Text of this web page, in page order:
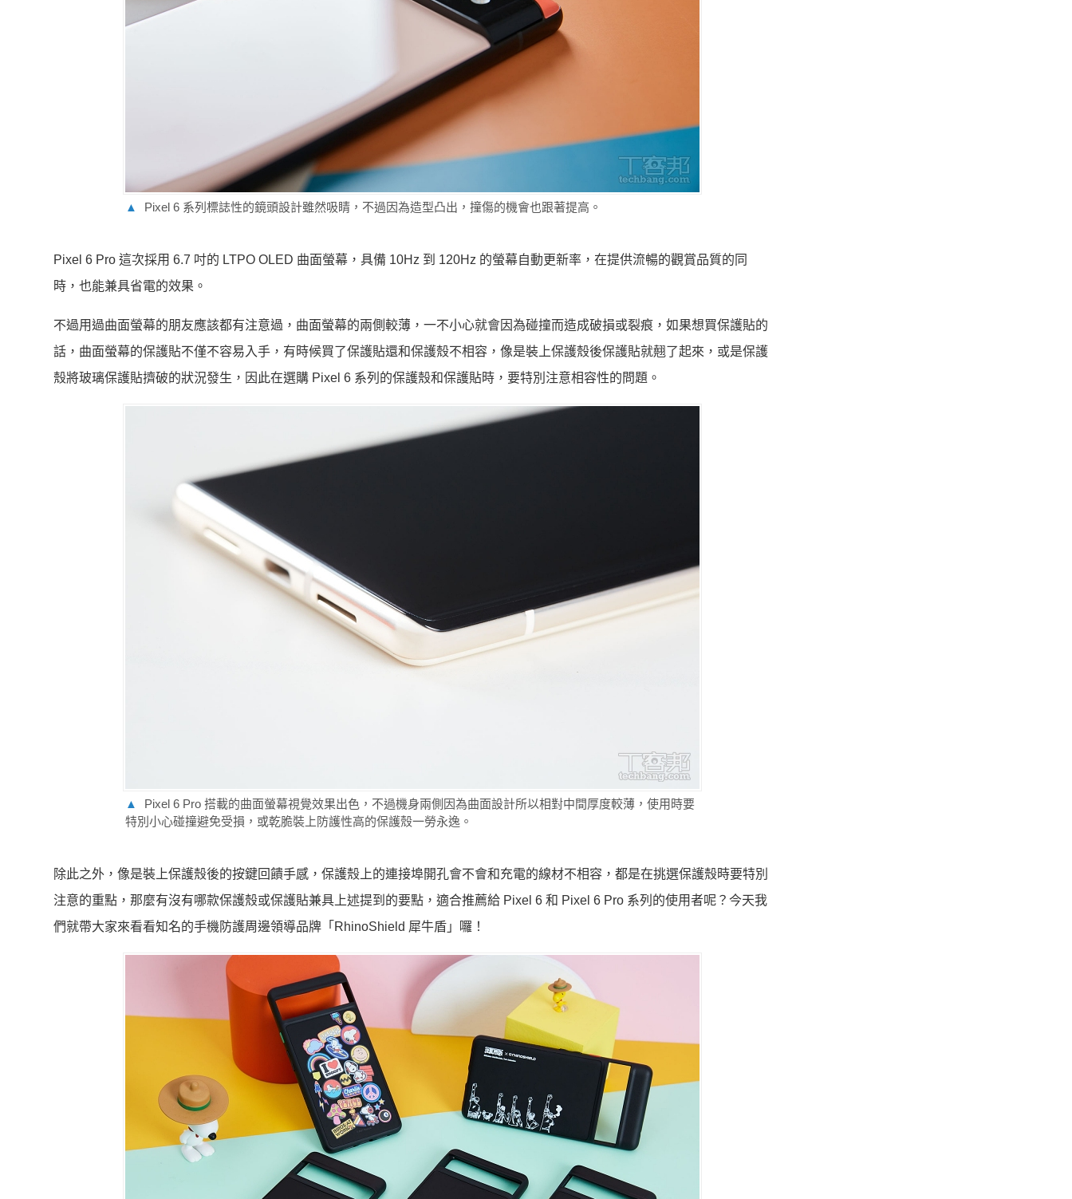
▲ Pixel 6 系列標誌性的鏡頭設計雖然吸睛，不過因為造型凸出，撞傷的機會也跟著提高。
Pixel 6 Pro 這次採用 6.7 吋的 LTPO OLED 曲面螢幕，具備 10Hz 到 120Hz 的螢幕自動更新率，在提供流暢的觀賞品質的同
時，也能兼具省電的效果。
不過用過曲面螢幕的朋友應該都有注意過，曲面螢幕的兩側較薄，一不小心就會因為碰撞而造成破損或裂痕，如果想買保護貼的
話，曲面螢幕的保護貼不僅不容易入手，有時候買了保護貼還和保護殼不相容，像是裝上保護殼後保護貼就翹了起來，或是保護
殼將玻璃保護貼擠破的狀況發生，因此在選購 Pixel 6 系列的保護殼和保護貼時，要特別注意相容性的問題。
▲
Pixel 6 Pro 搭載的曲面螢幕視覺效果出色，不過機身兩側因為曲面設計所以相對中間厚度較薄，使用時要
特別小心碰撞避免受損，或乾脆裝上防護性高的保護殼一勞永逸。
除此之外，像是裝上保護殼後的按鍵回饋手感，保護殼上的連接埠開孔會不會和充電的線材不相容，都是在挑選保護殼時要特別
注意的重點，那麼有沒有哪款保護殼或保護貼兼具上述提到的要點，適合推薦給 Pixel 6 和 Pixel 6 Pro 系列的使用者呢？今天我
們就帶大家來看看知名的手機防護周邊領導品牌「RhinoShield 犀牛盾」囉！